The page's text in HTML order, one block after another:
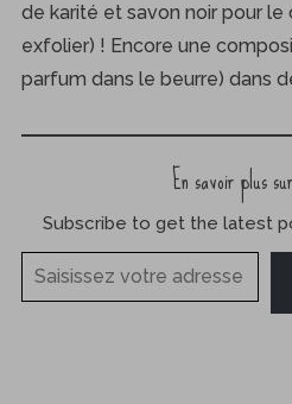
de karité et savon noir pour
exfolier) ! Encore une
parfum dans le beurre) dans
En savoir plus
Subscribe to get the latest
Saisissez votre adresse e-mail…